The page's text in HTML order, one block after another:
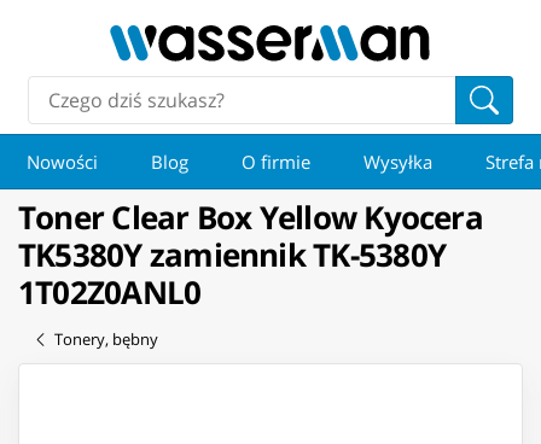
Nowości Blog O firmie Wysyłka Strefa
Toner Clear Box Yellow Kyocera
TK5380Y zamiennik TK-5380Y
1T02Z0ANL0
Tonery, bębny